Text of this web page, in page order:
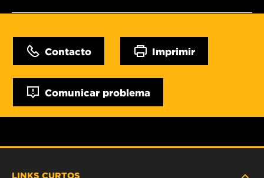
Contacto Imprimir
Comunicar problema
LINKS CURTOS